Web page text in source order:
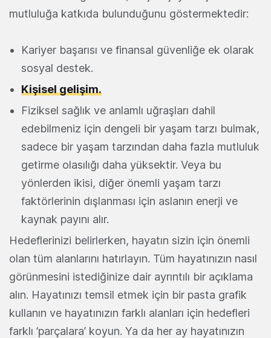
mutluluğa katkıda bulunduğunu göstermektedir:
Kariyer başarısı ve finansal güvenliğe ek olarak
sosyal destek.
Kişisel gelişim.
Fiziksel sağlık ve anlamlı uğraşları dahil
edebilmeniz için dengeli bir yaşam tarzı bulmak,
sadece bir yaşam tarzından daha fazla mutluluk
getirme olasılığı daha yüksektir. Veya bu
yönlerden ikisi, diğer önemli yaşam tarzı
faktörlerinin dışlanması için aslanın enerji ve
kaynak payını alır.
Hedeflerinizi belirlerken, hayatın sizin için önemli
olan tüm alanlarını hatırlayın. Tüm hayatınızın nasıl
görünmesini istediğinize dair ayrıntılı bir açıklama
alın. Hayatınızı temsil etmek için bir pasta grafik
kullanın ve hayatınızın farklı alanları için hedefleri
farklı ‘parçalara’ koyun. Ya da her ay hayatınızın